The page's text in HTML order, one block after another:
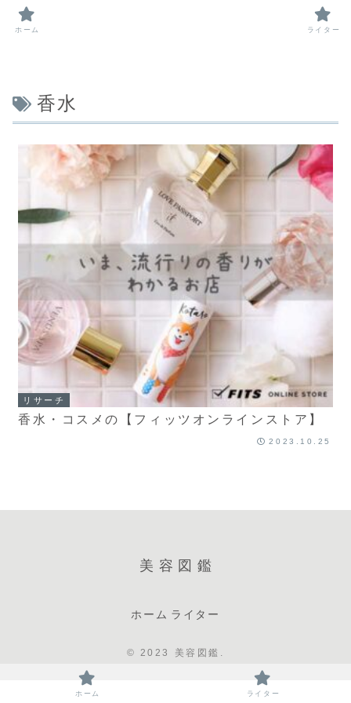
香水
リサーチ
香水・コスメの【フィッツオンラインストア】
2023.10.25
美容図鑑
ホーム ライター
© 2023 美容図鑑.
ホーム ライター
ホーム ライター